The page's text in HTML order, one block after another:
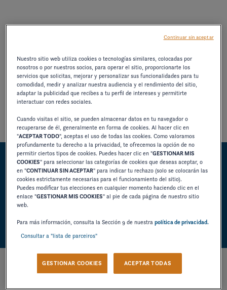
SER RECONTACTADO POR
MOTONAUTICA LLONCH
PALAMÓS
Nuestro sitio web utiliza cookies o tecnologías similares, colocadas por
nosotros o por nuestros socios, para operar el sitio, proporcionarte los
servicios que solicitas, mejorar y personalizar sus funcionalidades para tu
comodidad, medir y analizar nuestra audiencia y el rendimiento del sitio,
adaptar la publicidad que recibes a tu perfil de intereses y permitirte
interactuar con redes sociales.
Cuando visitas el sitio, se pueden almacenar datos en tu navegador o
recuperarse de él, generalmente en forma de cookies. Al hacer clic en
"ACEPTAR TODO", aceptas el uso de todas las cookies. Como valoramos
profundamente tu derecho a la privacidad, te ofrecemos la opción de no
permitir ciertos tipos de cookies. Puedes hacer clic en "GESTIONAR MIS
COOKIES" para seleccionar las categorías de cookies que deseas aceptar, o
en "CONTINUAR SIN ACEPTAR" para indicar tu rechazo (solo se colocarán las
cookies estrictamente necesarias para el funcionamiento del sitio).
Puedes modificar tus elecciones en cualquier momento haciendo clic en el
enlace "GESTIONAR MIS COOKIES" al pie de cada página de nuestro sitio
web.
Para más información, consulta la Sección 9 de nuestrapolítica de privacidad.
Consultar a "lista de parceiros"
GESTIONAR COOKIES ACEPTAR TODAS
Continuar sin aceptar